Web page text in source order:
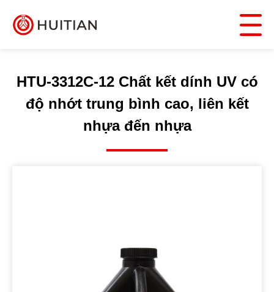
HTU-3312C-12 Chất kết dính UV có
độ nhớt trung bình cao, liên kết
nhựa đến nhựa